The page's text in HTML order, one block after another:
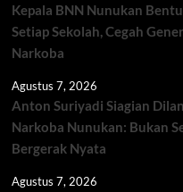
Kepala BNN Nunukan
Setiap Sekolah, Cegah
Narkoba
Agustus 7, 2026
Anton Suriyadi Siagian
Narkoba Nunukan: Bukan
Bergerak Nyata
Agustus 7, 2026